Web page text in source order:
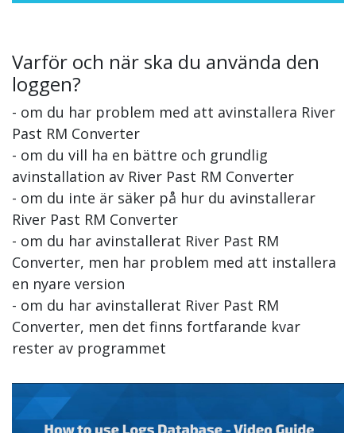
Varför och när ska du använda den
loggen?
- om du har problem med att avinstallera River
Past RM Converter
- om du vill ha en bättre och grundlig
avinstallation av River Past RM Converter
- om du inte är säker på hur du avinstallerar
River Past RM Converter
- om du har avinstallerat River Past RM
Converter, men har problem med att installera
en nyare version
- om du har avinstallerat River Past RM
Converter, men det finns fortfarande kvar
rester av programmet